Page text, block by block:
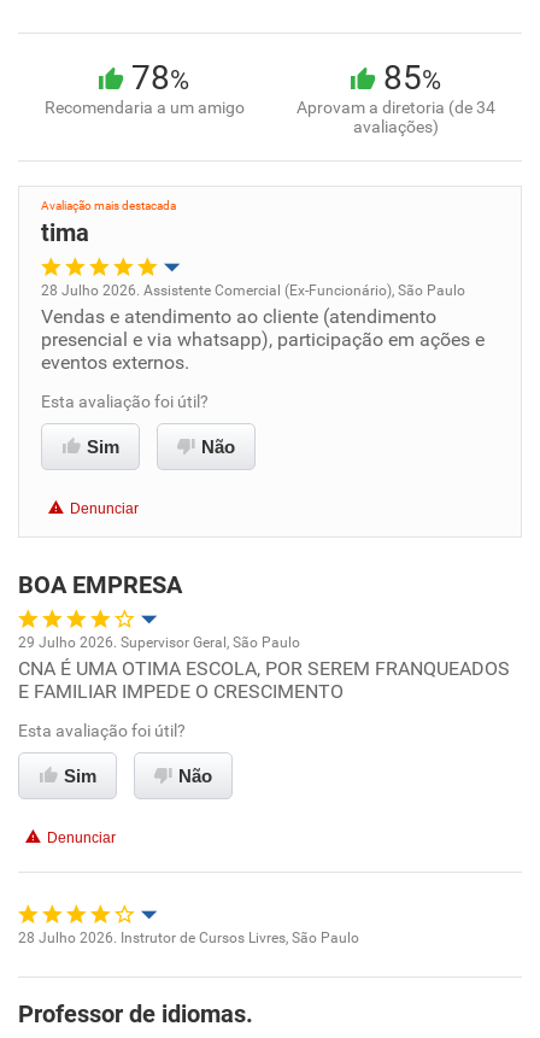
78%
Recomendaria a um amigo
85%
Aprovam a diretoria (de 34
avaliações)
Avaliação mais destacada
tima
Oportunidade de promoção
Conciliação com a vida familiar
28 Julho 2026. Assistente Comercial (Ex-Funcionário), São Paulo
Vendas e atendimento ao cliente (atendimento
presencial e via whatsapp), participação em ações e
eventos externos.
Esta avaliação foi útil?
Sim Não
Denunciar
BOA EMPRESA
Oportunidade de promoção
Ambiente de trabalho
Conciliação com a vida familiar
Recomenda esta empresa
Recomenda a diretoria
29 Julho 2026. Supervisor Geral, São Paulo
CNA É UMA OTIMA ESCOLA, POR SEREM FRANQUEADOS
E FAMILIAR IMPEDE O CRESCIMENTO
Esta avaliação foi útil?
Sim Não
Denunciar
Ambiente de trabalho
28 Julho 2026. Instrutor de Cursos Livres, São Paulo
Professor de idiomas.